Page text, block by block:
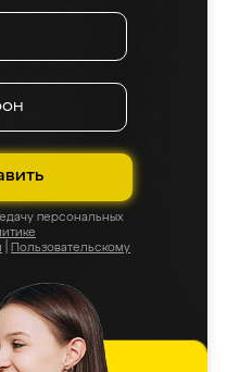
персональных
Пользовательскому